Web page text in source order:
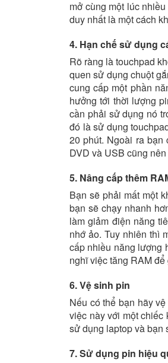
mở cùng một lúc
duy nhất là một cách
4. Hạn chế sử dụng
Rõ ràng là touchpad
quen sử dụng chuột
cung cấp một phần
hưởng tới thời lượng
cần phải sử dụng nó
đó là sử dụng
20 phút. Ngoài ra bạn
DVD và USB cũng
5. Nâng cấp thêm
Bạn sẽ phải mất một
bạn sẽ chạy nhanh
làm giảm điện năng
nhớ ảo. Tuy nhiên thì
cấp nhiều năng lượng
nghĩ việc tăng RAM
6. Vệ sinh pin
Nếu có thể bạn hãy
việc này với một chiếc
sử dụng laptop và bạn
7. Sử dụng pin hiệu